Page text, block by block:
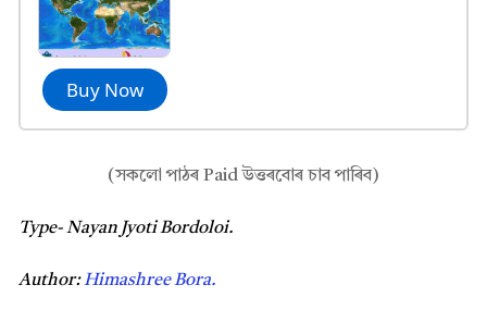
Buy Now
(সকলো পাঠৰ Paid উত্তৰবোৰ চাব পাৰিব)
Type- Nayan Jyoti Bordoloi.
Author:Himashree Bora.